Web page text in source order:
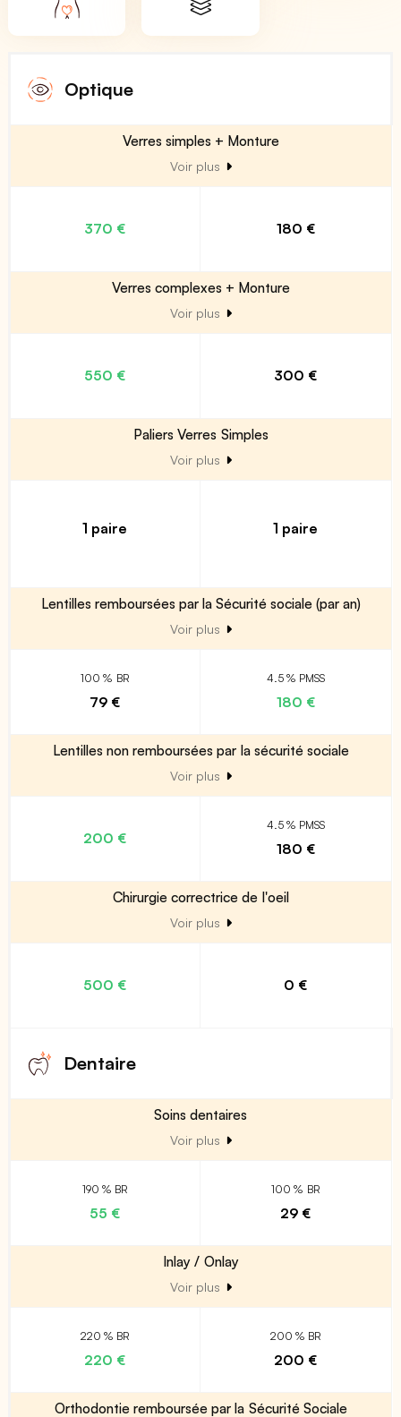
Optique
Verres simples + Monture
Voir plus
370 € 180 €
Verres complexes + Monture
Voir plus
550 € 300 €
Paliers Verres Simples
Voir plus
1 paire 1 paire
Lentilles remboursées par la Sécurité sociale (par an)
Voir plus
100 % BR
79 €
4.5 % PMSS
180 €
Lentilles non remboursées par la sécurité sociale
Voir plus
200 €
4.5 % PMSS
180 €
Chirurgie correctrice de l'oeil
Voir plus
500 € 0 €
Dentaire
Soins dentaires
Voir plus
190 % BR
55 €
100 % BR
29 €
Inlay / Onlay
Voir plus
220 % BR
220 €
200 % BR
200 €
Orthodontie remboursée par la Sécurité Sociale